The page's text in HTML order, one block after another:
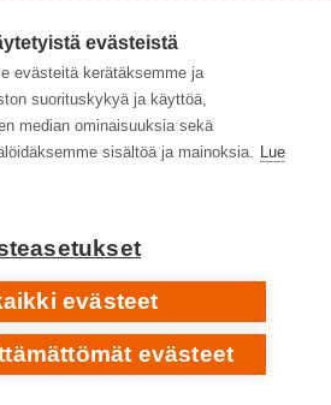
evästeistä
evästeitä kerätäksemme ja
suorituskykyä ja käyttöä,
median ominaisuuksia sekä
sisältöä ja mainoksia. Lue
evästeet
evästeet